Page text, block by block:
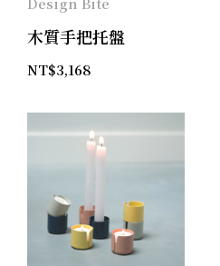
木質手把托盤
NT$3,168